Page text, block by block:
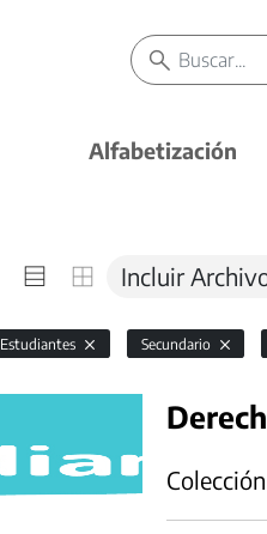
Alfabetización
Incluir
Estudiantes Secundario